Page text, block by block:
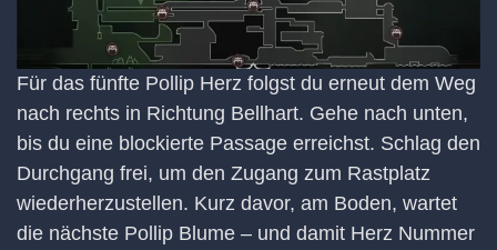
Für das fünfte Pollip Herz folgst du erneut dem Weg
nach rechts in Richtung Bellhart. Gehe nach unten,
bis du eine blockierte Passage erreichst. Schlag den
Durchgang frei, um den Zugang zum Rastplatz
wiederherzustellen. Kurz davor, am Boden, wartet
die nächste Pollip Blume – und damit Herz Nummer